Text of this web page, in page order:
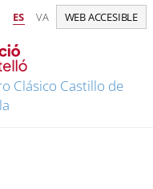
ES VA WEB ACCESIBLE